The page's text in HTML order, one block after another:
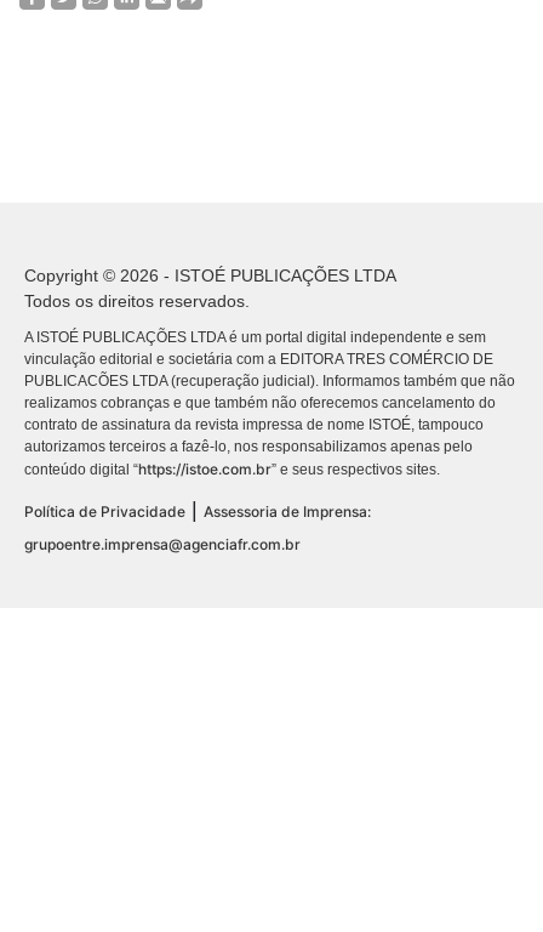
Copyright © 2026 - ISTOÉ PUBLICAÇÕES LTDA
Todos os direitos reservados.
A ISTOÉ PUBLICAÇÕES LTDA é um portal digital independente e sem
vinculação editorial e societária com a EDITORA TRES COMÉRCIO DE
PUBLICACÕES LTDA (recuperação judicial). Informamos também que não
realizamos cobranças e que também não oferecemos cancelamento do
contrato de assinatura da revista impressa de nome ISTOÉ, tampouco
autorizamos terceiros a fazê-lo, nos responsabilizamos apenas pelo
conteúdo digital “https://istoe.com.br” e seus respectivos sites.
Política de Privacidade | Assessoria de Imprensa:
grupoentre.imprensa@agenciafr.com.br